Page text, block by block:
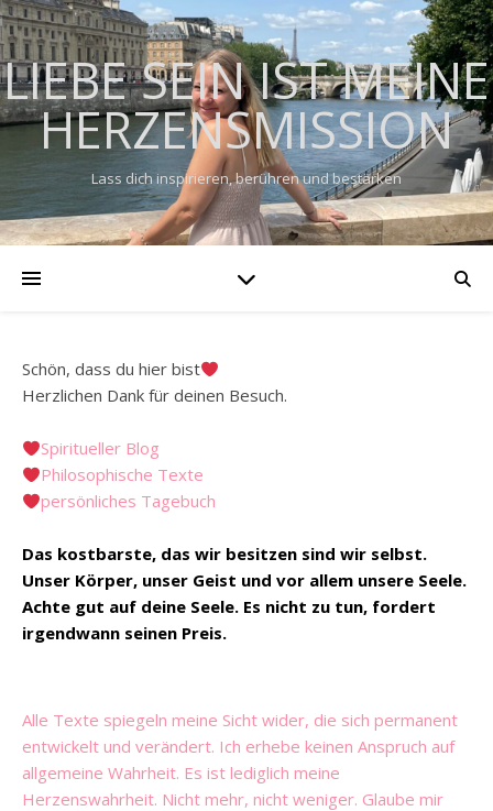
LIEBE SEIN IST MEINE
HERZENSMISSION
Lass dich inspirieren, berühren und bestärken
Schön, dass du hier bist
Herzlichen Dank für deinen Besuch.
Spiritueller Blog
Philosophische Texte
persönliches Tagebuch
Das kostbarste, das wir besitzen sind wir selbst.
Unser Körper, unser Geist und vor allem unsere Seele.
Achte gut auf deine Seele. Es nicht zu tun, fordert
irgendwann seinen Preis.
Alle Texte spiegeln meine Sicht wider, die sich permanent
entwickelt und verändert. Ich erhebe keinen Anspruch auf
allgemeine Wahrheit. Es ist lediglich meine
Herzenswahrheit. Nicht mehr, nicht weniger. Glaube mir